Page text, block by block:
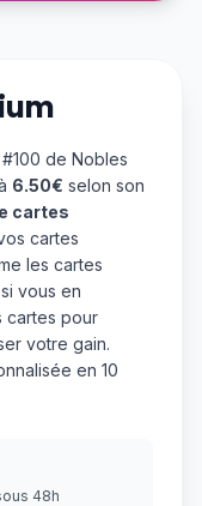
#100 de Nobles
6.50€ selon son
cartes
cartes
les cartes
si vous en
cartes pour
votre gain.
en 10
48h